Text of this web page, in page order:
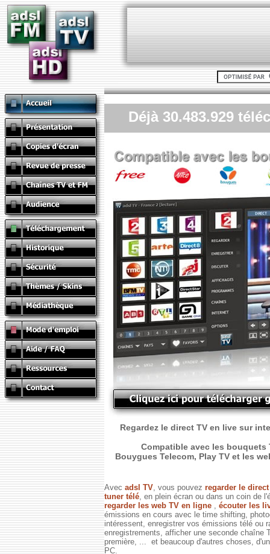
Regardez le direct TV en live sur
Compatible avec les bouquets
Bouygues Telecom, Play TV et les
Avec adsl TV , vous pouvez regarder le
tuner télé , en plein écran ou dans un coin de
regarder les web TV en ligne
écouter les
émissions en cours avec le time shifting,
intéressent, enregistrer vos émissions télé ou
enregistrements, afficher une seconde chaîne
première, ... et beaucoup d'autres choses,
PC.